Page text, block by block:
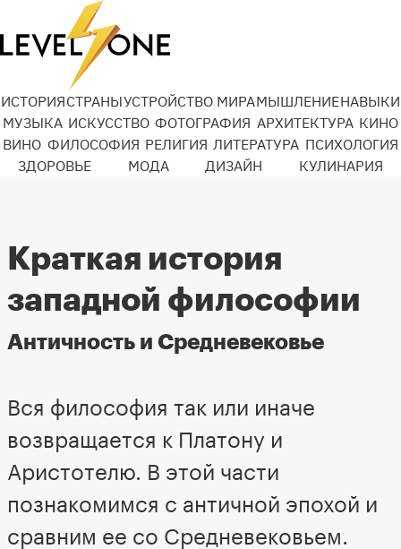
ИСТОРИЯСТРАНЫУСТРОЙСТВО МИРАМЫШЛЕНИЕНАВЫКИ
МУЗЫКА ИСКУССТВО ФОТОГРАФИЯ АРХИТЕКТУРА КИНО
ВИНО ФИЛОСОФИЯ РЕЛИГИЯ ЛИТЕРАТУРА ПСИХОЛОГИЯ
ЗДОРОВЬЕ
МОДА ДИЗАЙН КУЛИНАРИЯ
Краткая история
западной философии
Античность и Средневековье
Вся философия так или иначе
возвращается к Платону и
Аристотелю. В этой части
познакомимся с античной эпохой и
сравним ее со Средневековьем.